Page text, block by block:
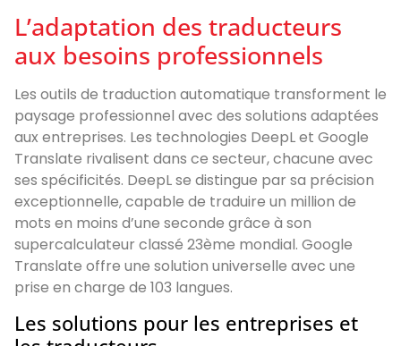
L’adaptation des traducteurs
aux besoins professionnels
Les outils de traduction automatique transforment le
paysage professionnel avec des solutions adaptées
aux entreprises. Les technologies DeepL et Google
Translate rivalisent dans ce secteur, chacune avec
ses spécificités. DeepL se distingue par sa précision
exceptionnelle, capable de traduire un million de
mots en moins d’une seconde grâce à son
supercalculateur classé 23ème mondial. Google
Translate offre une solution universelle avec une
prise en charge de 103 langues.
Les solutions pour les entreprises et